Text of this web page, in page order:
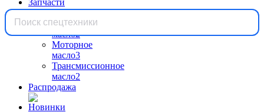
Запчасти
Гидравлическое
масло2
Моторное
масло3
Трансмиссионное
масло2
Распродажа